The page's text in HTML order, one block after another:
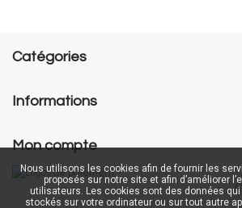
Catégories
Informations
Mon compte
Nous utilisons les cookies afin de fournir les
proposés sur notre site et afin d’améliorer
utilisateurs. Les cookies sont des données
stockés sur votre ordinateur ou sur tout autre